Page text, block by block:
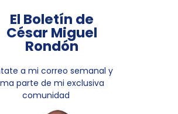
El Boletín de
César Miguel
Rondón
a mi correo semanal y
parte de mi exclusiva
comunidad